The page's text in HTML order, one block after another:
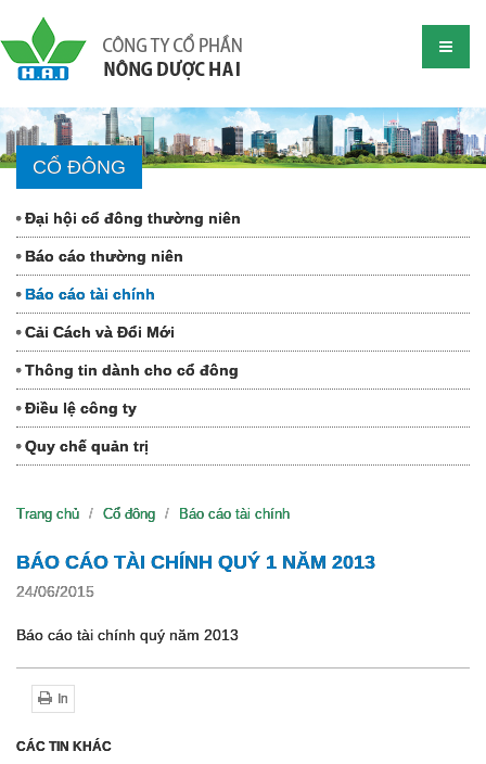
CỔ ĐÔNG
Đại hội cổ đông thường niên
Báo cáo thường niên
Báo cáo tài chính
Cải Cách và Đổi Mới
Thông tin dành cho cổ đông
Điều lệ công ty
Quy chế quản trị
Trang chủ Cổ đông Báo cáo tài chính
BÁO CÁO TÀI CHÍNH QUÝ 1 NĂM 2013
24/06/2015
Báo cáo tài chính quý năm 2013
In
CÁC TIN KHÁC